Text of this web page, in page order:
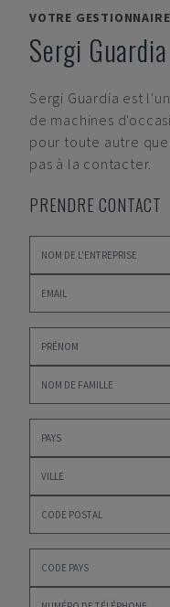
VOTRE
Sergi Guardia
Sergi Guardia est
de machines
pour toute autre
pas à la contacter.
PRENDRE CONTACT